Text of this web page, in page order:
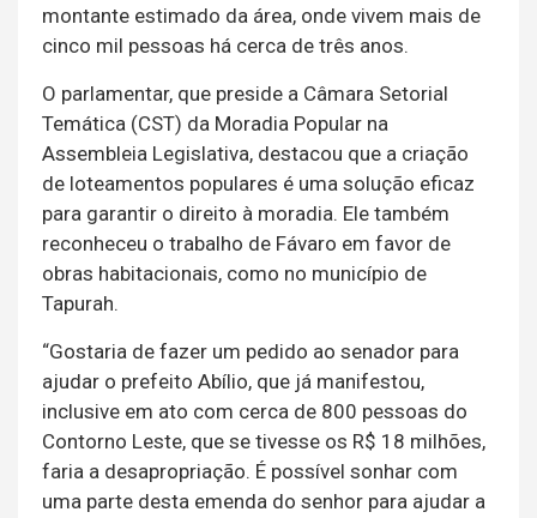
montante estimado da área, onde vivem mais de
cinco mil pessoas há cerca de três anos.
O parlamentar, que preside a Câmara Setorial
Temática (CST) da Moradia Popular na
Assembleia Legislativa, destacou que a criação
de loteamentos populares é uma solução eficaz
para garantir o direito à moradia. Ele também
reconheceu o trabalho de Fávaro em favor de
obras habitacionais, como no município de
Tapurah.
“Gostaria de fazer um pedido ao senador para
ajudar o prefeito Abílio, que já manifestou,
inclusive em ato com cerca de 800 pessoas do
Contorno Leste, que se tivesse os R$ 18 milhões,
faria a desapropriação. É possível sonhar com
uma parte desta emenda do senhor para ajudar a